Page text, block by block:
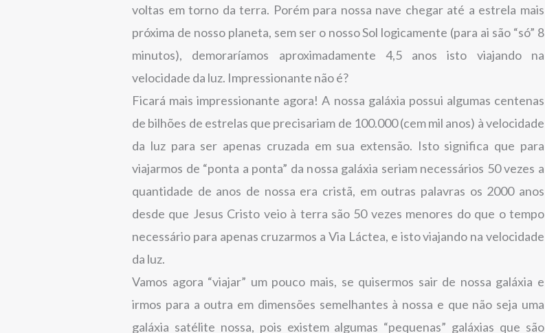
voltas em torno da terra. Porém para nossa nave chegar até a estrela mais
próxima de nosso planeta, sem ser o nosso Sol logicamente (para ai são “só” 8
minutos), demoraríamos aproximadamente 4,5 anos isto viajando na
velocidade da luz. Impressionante não é?
Ficará mais impressionante agora! A nossa galáxia possui algumas centenas
de bilhões de estrelas que precisariam de 100.000 (cem mil anos) à velocidade
da luz para ser apenas cruzada em sua extensão. Isto significa que para
viajarmos de “ponta a ponta” da nossa galáxia seriam necessários 50 vezes a
quantidade de anos de nossa era cristã, em outras palavras os 2000 anos
desde que Jesus Cristo veio à terra são 50 vezes menores do que o tempo
necessário para apenas cruzarmos a Via Láctea, e isto viajando na velocidade
da luz.
Vamos agora “viajar” um pouco mais, se quisermos sair de nossa galáxia e
irmos para a outra em dimensões semelhantes à nossa e que não seja uma
galáxia satélite nossa, pois existem algumas “pequenas” galáxias que são